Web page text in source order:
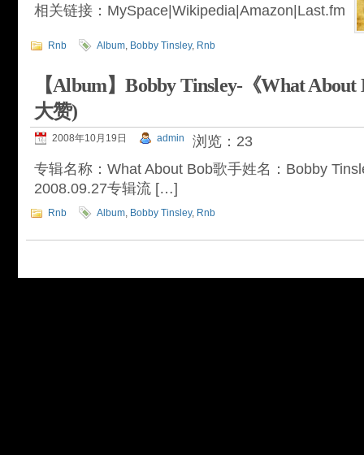
相关链接：MySpace|Wikipedia|Amazon|Last.fm
Rnb Album, Bobby Tinsley, Rnb
【Album】Bobby Tinsley-《What
大赞)
2008年10月19日 admin
浏览：23
专辑名称：What About Bob歌手姓名：Bobby
2008.09.27专辑流 […]
Rnb Album, Bobby Tinsley, Rnb